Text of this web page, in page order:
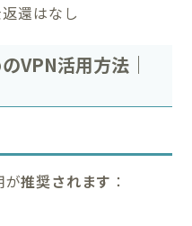
還はなし
VPN活用方法｜
が推奨されます ：